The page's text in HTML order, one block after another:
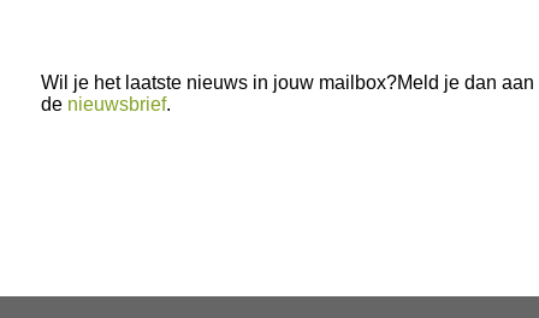
Wil je het laatste nieuws in jouw mailbox?Meld je dan aan
de nieuwsbrief.